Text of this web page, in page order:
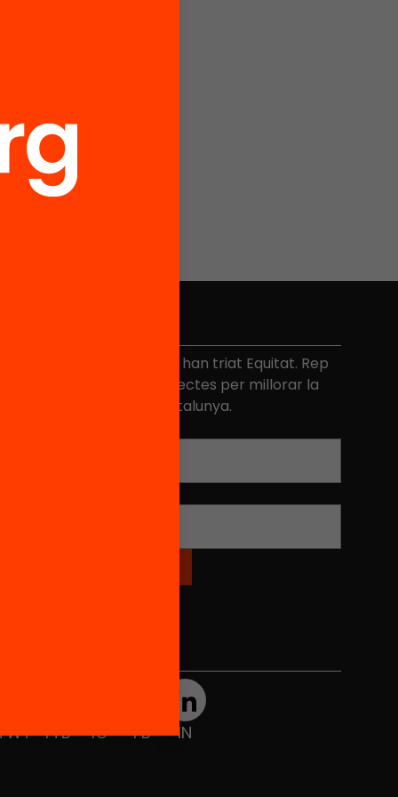
Més de 40.000 persones ja han triat Equitat. Rep
iniciatives, propostes i projectes per millorar la
qualitat de l'educació a Catalunya.
YTB IG FB IN